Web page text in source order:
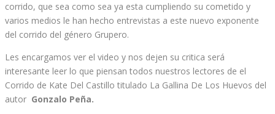
corrido, que sea como sea ya esta cumpliendo su cometido y
varios medios le han hecho entrevistas a este nuevo exponente
del corrido del género Grupero.
Les encargamos ver el video y nos dejen su critica será
interesante leer lo que piensan todos nuestros lectores de el
Corrido de Kate Del Castillo titulado La Gallina De Los Huevos del
autor Gonzalo Peña.